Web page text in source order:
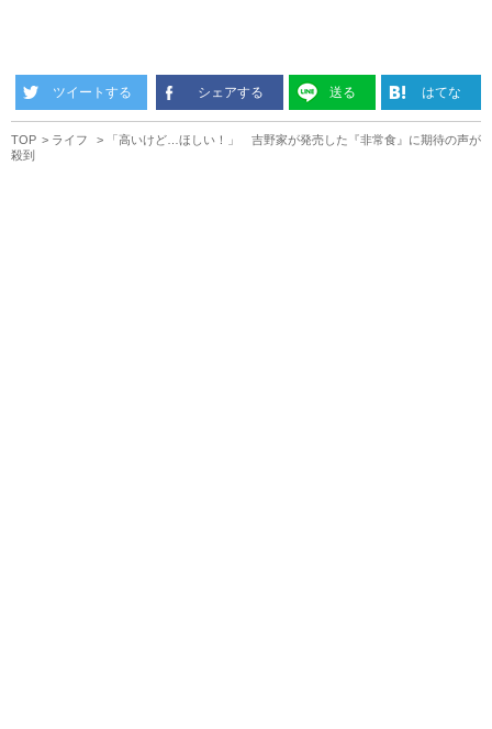
ツイートする シェアする 送る はてな
TOP ライフ
「高いけど…ほしい！」 吉野家が発売した『非常食』に期待の声が
殺到